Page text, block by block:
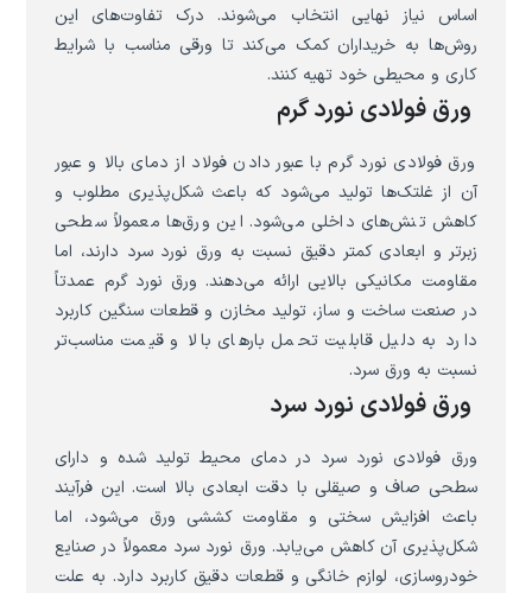
اساس نیاز نهایی انتخاب می‌شوند. درک تفاوت‌های این
روش‌ها به خریداران کمک می‌کند تا ورقی مناسب با شرایط
کاری و محیطی خود تهیه کنند.
ورق فولادی نورد گرم
ورق فولادی نورد گرم با عبور دادن فولاد از دمای بالا و عبور
آن از غلتک‌ها تولید می‌شود که باعث شکل‌پذیری مطلوب و
کاهش تنش‌های داخلی می‌شود. این ورق‌ها معمولاً سطحی
زبرتر و ابعادی کمتر دقیق نسبت به ورق نورد سرد دارند، اما
مقاومت مکانیکی بالایی ارائه می‌دهند. ورق نورد گرم عمدتاً
در صنعت ساخت و ساز، تولید مخازن و قطعات سنگین کاربرد
دارد به دلیل قابلیت تحمل بارهای بالا و قیمت مناسب‌تر
نسبت به ورق سرد.
ورق فولادی نورد سرد
ورق فولادی نورد سرد در دمای محیط تولید شده و دارای
سطحی صاف و صیقلی با دقت ابعادی بالا است. این فرآیند
باعث افزایش سختی و مقاومت کششی ورق می‌شود، اما
شکل‌پذیری آن کاهش می‌یابد. ورق نورد سرد معمولاً در صنایع
خودروسازی، لوازم خانگی و قطعات دقیق کاربرد دارد. به علت